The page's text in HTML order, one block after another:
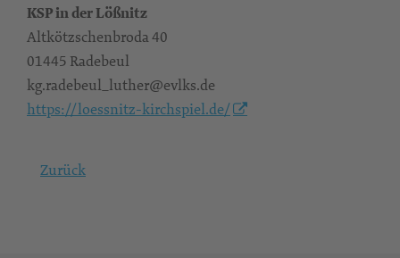
KSP in der Lößnitz
Altkötzschenbroda 40
01445 Radebeul
kg.radebeul_luther@evlks.de
https://loessnitz-kirchspiel.de/
Zurück